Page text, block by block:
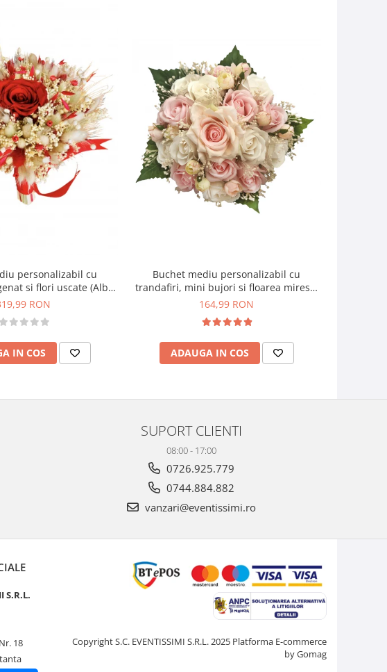
personalizabil cu
si flori uscate (Alb,
Rosu)RON
IN COS
Buchet mediu personalizabil cu
trandafiri, mini bujori si floarea miresei
(Alb, Roz)
164,99 RON
ADAUGA IN COS
SUPORT CLIENTI
08:00 - 17:00
0726.925.779
0744.884.882
vanzari@eventissimi.ro
S.R.L.
18
Copyright S.C. EVENTISSIMI S.R.L. 2025 Platforma E-commerce
by Gomag